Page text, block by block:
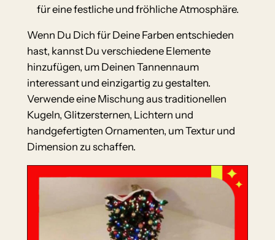
für eine festliche und fröhliche Atmosphäre.
Wenn Du Dich für Deine Farben entschieden
hast, kannst Du verschiedene Elemente
hinzufügen, um Deinen Tannennaum
interessant und einzigartig zu gestalten.
Verwende eine Mischung aus traditionellen
Kugeln, Glitzersternen, Lichtern und
handgefertigten Ornamenten, um Textur und
Dimension zu schaffen.